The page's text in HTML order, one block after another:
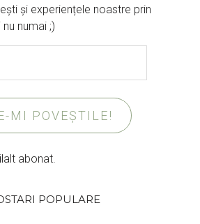
și experiențele noastre prin
numai ;)
MI POVEȘTILE!
abonat.
POPULARE